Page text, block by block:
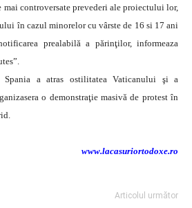
mai controversate prevederi ale proiectului lor,
în cazul minorelor cu vârste de 16 si 17 ani
prealabilă a părinţilor, informeaza
Spania a atras ostilitatea Vaticanului şi a
o demonstraţie masivă de protest în
www.lacasuriortodoxe.ro
Articolul următor